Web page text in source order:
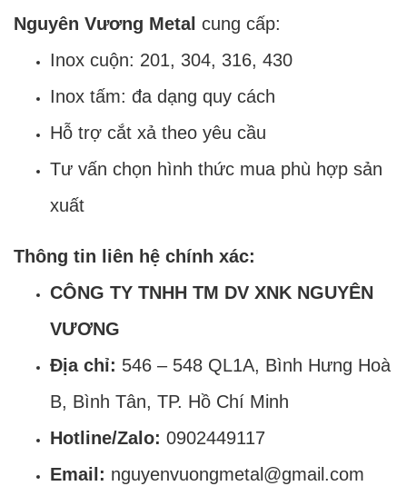
Nguyên Vương Metal cung cấp:
Inox cuộn: 201, 304, 316, 430
Inox tấm: đa dạng quy cách
Hỗ trợ cắt xả theo yêu cầu
Tư vấn chọn hình thức mua phù hợp sản
xuất
Thông tin liên hệ chính xác:
CÔNG TY TNHH TM DV XNK NGUYÊN
VƯƠNG
Địa chỉ: 546 – 548 QL1A, Bình Hưng Hoà
B, Bình Tân, TP. Hồ Chí Minh
Hotline/Zalo: 0902449117
Email: nguyenvuongmetal@gmail.com